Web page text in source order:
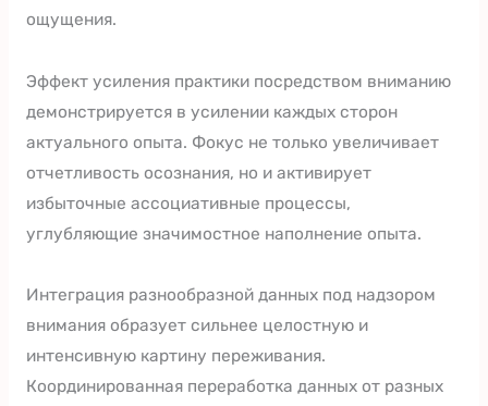
ощущения.
Эффект усиления практики посредством вниманию
демонстрируется в усилении каждых сторон
актуального опыта. Фокус не только увеличивает
отчетливость осознания, но и активирует
избыточные ассоциативные процессы,
углубляющие значимостное наполнение опыта.
Интеграция разнообразной данных под надзором
внимания образует сильнее целостную и
интенсивную картину переживания.
Координированная переработка данных от разных